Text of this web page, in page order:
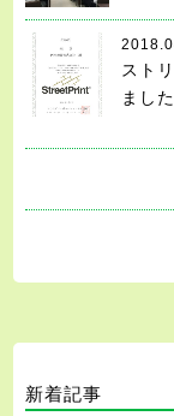
スト
ました
新着記事